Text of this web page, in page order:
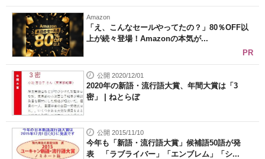
Amazon
「え、こんなセールやってたの？」80％OFF以
上が続々登場！Amazonの本気が...
PR
公開 2020/12/01
2020年の新語・流行語大賞、年間大賞は「3
密」 | ねとらぼ
公開 2015/11/10
今年も「新語・流行語大賞」候補語50語が発
表 「ラブライバー」「エンブレム」「シ...